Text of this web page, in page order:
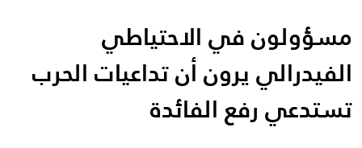
مسؤولون في الاحتياطي
الفيدرالي يرون أن تداعيات الحرب
تستدعي رفع الفائدة